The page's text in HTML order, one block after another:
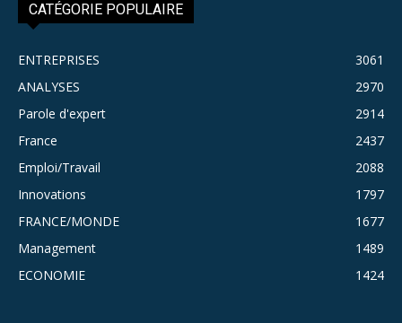
CATÉGORIE POPULAIRE
ENTREPRISES
3061
ANALYSES
2970
Parole d'expert
2914
France
2437
Emploi/Travail
2088
Innovations
1797
FRANCE/MONDE
1677
Management
1489
ECONOMIE
1424